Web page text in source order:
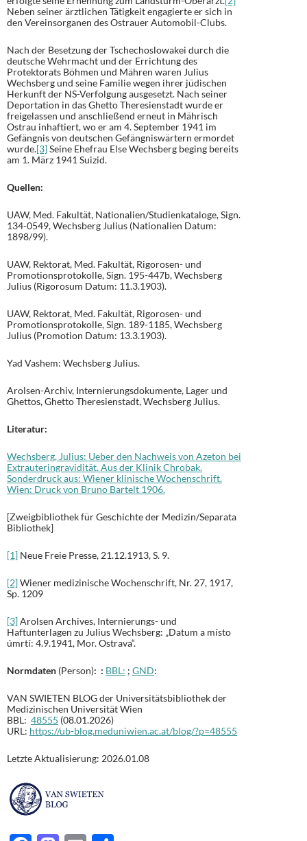
Neben seiner ärztlichen Tätigkeit engagierte er sich in
den Vereinsorganen des Ostrauer Automobil-Clubs.
Nach der Besetzung der Tschechoslowakei durch die
deutsche Wehrmacht und der Errichtung des
Protektorats Böhmen und Mähren waren Julius
Wechsberg und seine Familie wegen ihrer jüdischen
Herkunft der NS-Verfolgung ausgesetzt. Nach seiner
Deportation in das Ghetto Theresienstadt wurde er
freigelassen und anschließend erneut in Mährisch
Ostrau inhaftiert, wo er am 4. September 1941 im
Gefängnis von deutschen Gefängniswärtern ermordet
wurde.[3]Seine Ehefrau Else Wechsberg beging bereits
am 1. März 1941 Suizid.
Quellen:
UAW, Med. Fakultät, Nationalien/Studienkataloge, Sign.
134-0549, Wechsberg Julius (Nationalien Datum:
1898/99).
UAW, Rektorat, Med. Fakultät, Rigorosen- und
Promotionsprotokolle, Sign. 195-447b, Wechsberg
Julius (Rigorosum Datum: 11.3.1903).
UAW, Rektorat, Med. Fakultät, Rigorosen- und
Promotionsprotokolle, Sign. 189-1185, Wechsberg
Julius (Promotion Datum: 13.3.1903).
Yad Vashem: Wechsberg Julius.
Arolsen-Archiv, Internierungsdokumente, Lager und
Ghettos, Ghetto Theresienstadt, Wechsberg Julius.
Literatur:
Wechsberg, Julius: Ueber den Nachweis von Azeton bei
Extrauteringravidität. Aus der Klinik Chrobak.
Sonderdruck aus: Wiener klinische Wochenschrift.
Wien: Druck von Bruno Bartelt 1906.
[Zweigbibliothek für Geschichte der Medizin/Separata
Bibliothek]
[1] Neue Freie Presse, 21.12.1913, S. 9.
[2]Wiener medizinische Wochenschrift, Nr. 27, 1917,
Sp. 1209
[3]Arolsen Archives, Internierungs- und
Haftunterlagen zu Julius Wechsberg: „Datum a místo
úmrtí: 4.9.1941, Mor. Ostrava“.
Normdaten (Person): : BBL: ; GND:
VAN SWIETEN BLOG der Universitätsbibliothek der
Medizinischen Universität Wien
BBL: 48555 (08.01.2026)
URL: https://ub-blog.meduniwien.ac.at/blog/?p=48555
Letzte Aktualisierung: 2026.01.08